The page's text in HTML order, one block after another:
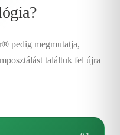
pedig megmutatja,
találtuk fel újra